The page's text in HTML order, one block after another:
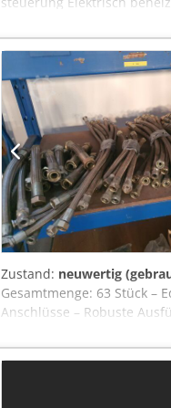
Zustand: neuwertig
Gesamtmenge: 63 Stück –
Anschlüsse – Robuste
industriellem Einsatz und
befinden sich in gutem
Lebensmittelindustrie –
Prozesstechnik –